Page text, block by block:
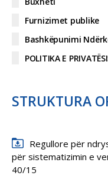
Furnizimet publike
Bashkëpunimi
POLITIKA E
STRUKTURA
Regullore për
për sistematizimin e
40/15